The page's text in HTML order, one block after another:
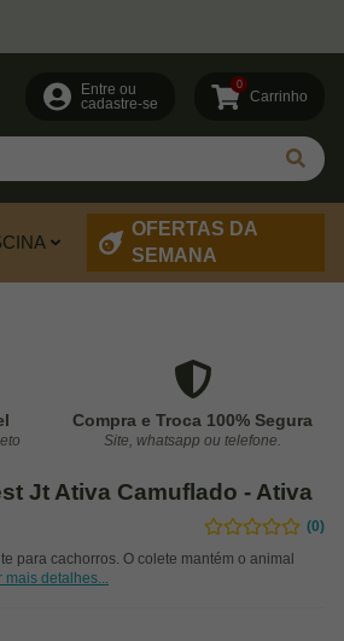
Entre ou
cadastre-se
0
Carrinho
OFERTAS DA
SEMANA
Compra e Troca 100% Segura
Site, whatsapp ou telefone.
Jt Ativa Camuflado - Ativa
(0)
para cachorros. O colete mantém o animal
mais detalhes...